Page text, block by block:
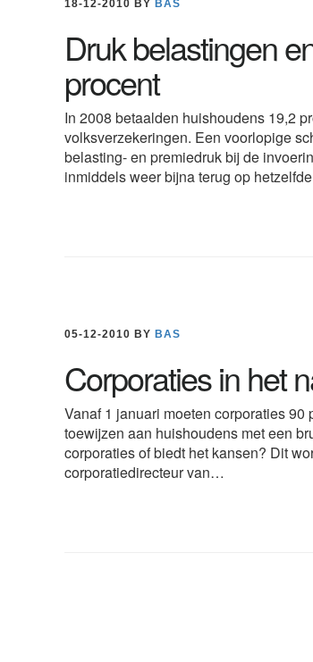
18-12-2010 BY BAS
Druk belastingen
procent
In 2008 betaalden huishoudens 19,2
volksverzekeringen. Een voorlopige
belasting- en premiedruk bij de
inmiddels weer bijna terug op
05-12-2010 BY BAS
Corporaties in het
Vanaf 1 januari moeten corporaties
toewijzen aan huishoudens met een
corporaties of biedt het kansen? Dit
corporatiedirecteur van…